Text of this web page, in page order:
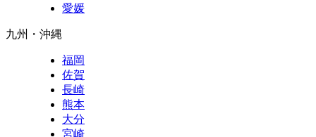
愛媛
九州・沖縄
福岡
佐賀
長崎
熊本
大分
宮崎